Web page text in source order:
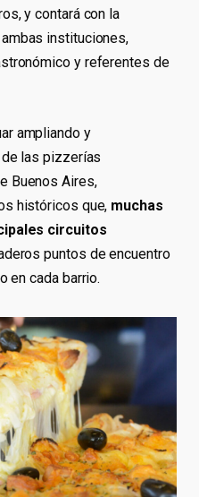
y contará con la
instituciones,
y referentes de
ampliando y
las pizzerías
Buenos Aires,
históricos que, muchas
circuitos
puntos de encuentro
en cada barrio.